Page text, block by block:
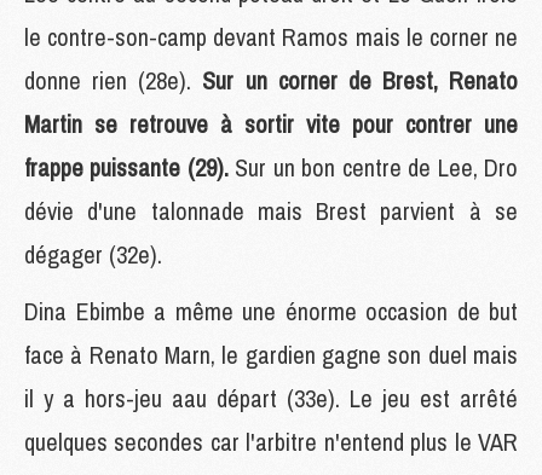
le contre-son-camp devant Ramos mais le corner ne
donne rien (28e). Sur un corner de Brest, Renato
Martin se retrouve à sortir vite pour contrer une
frappe puissante (29). Sur un bon centre de Lee, Dro
dévie d'une talonnade mais Brest parvient à se
dégager (32e).
Dina Ebimbe a même une énorme occasion de but
face à Renato Marn, le gardien gagne son duel mais
il y a hors-jeu aau départ (33e). Le jeu est arrêté
quelques secondes car l'arbitre n'entend plus le VAR